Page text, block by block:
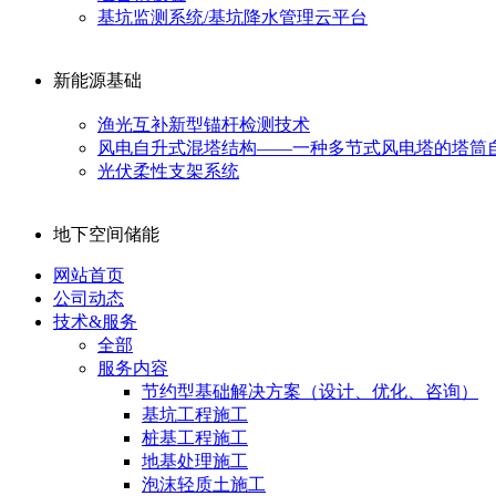
基坑监测系统/基坑降水管理云平台
新能源基础
渔光互补新型锚杆检测技术
风电自升式混塔结构——一种多节式风电塔的塔筒
光伏柔性支架系统
地下空间储能
网站首页
公司动态
技术&服务
全部
服务内容
节约型基础解决方案（设计、优化、咨询）
基坑工程施工
桩基工程施工
地基处理施工
泡沫轻质土施工